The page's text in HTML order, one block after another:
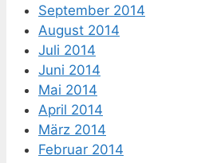
September 2014
August 2014
Juli 2014
Juni 2014
Mai 2014
April 2014
März 2014
Februar 2014